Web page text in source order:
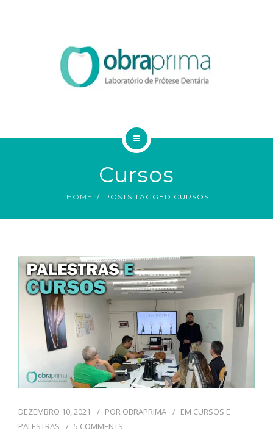
ORDEM DE SERVIÇO
ORDEM DE SERVIÇO
TECNOLOGIAS
CONTATO
Cursos
HOME POSTS TAGGED CURSOS
DEZEMBRO 10, 2021 POR OBRAPRIMA EM CURSOS E
PALESTRAS
5 COMMENTS